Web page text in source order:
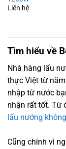
Liên hệ
Tìm hiểu về
Nhà hàng lẩu
thực Việt từ
nhập từ nước
nhận rất tốt. Từ
lẩu nướng
Cũng chính vì